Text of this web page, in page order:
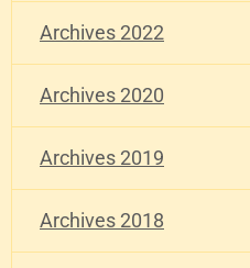
Archives 2022
Archives 2020
Archives 2019
Archives 2018